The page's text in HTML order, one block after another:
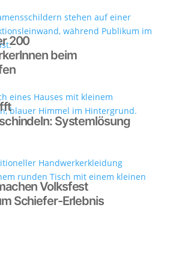
200
beim
Systemlösung
Volksfest
Schiefer-Erlebnis